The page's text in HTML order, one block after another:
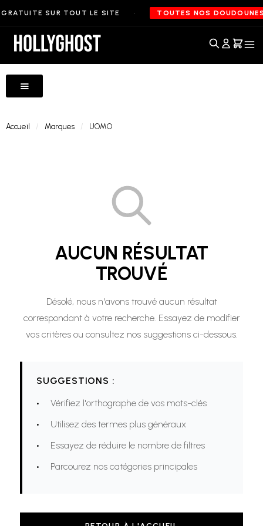
SUR TOUT LE SITE TOUTES NOS
Accueil Marques
Accueil Marques UOMO
AUCUN RÉSULTAT
TROUVÉ
Désolé, nous n'avons trouvé aucun résultat
correspondant à votre recherche. Essayez de modifier
vos critères ou consultez nos suggestions ci-dessous.
SUGGESTIONS :
Vérifiez l'orthographe de vos mots-clés
Utilisez des termes plus généraux
Essayez de réduire le nombre de filtres
Parcourez nos catégories principales